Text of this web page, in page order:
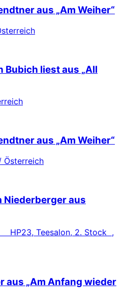
aus „Am Weiher“
Bubich liest aus „All
aus „Am Weiher“
Österreich
aus
HP23, Teesalon, 2. Stock ,
aus „Am Anfang wieder